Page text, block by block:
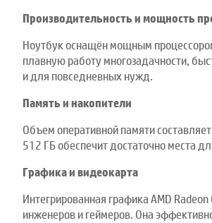
Производительность и мощность
Ноутбук оснащён мощным
плавную работу многозадачности,
и для повседневных нужд.
Память и накопители
Объем оперативной памяти
512 ГБ обеспечит достаточно места
Графика и видеокарта
Интегрированная графика AMD
инженеров и геймеров. Она